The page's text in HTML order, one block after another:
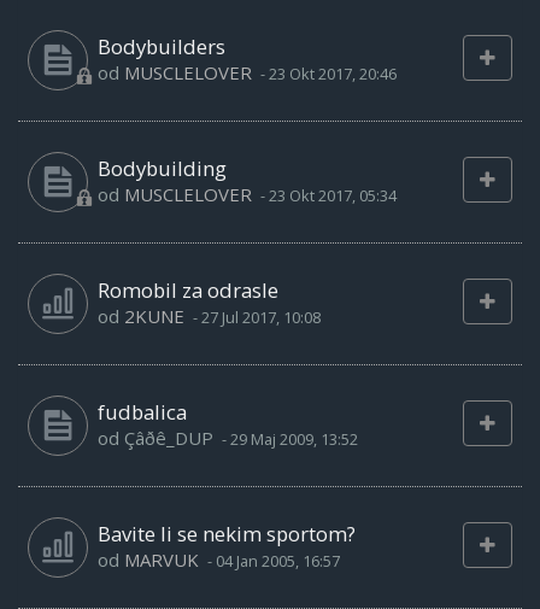
Bodybuilders
od MUSCLELOVER -23 Okt 2017, 20:46
Bodybuilding
od MUSCLELOVER -23 Okt 2017, 05:34
Romobil za odrasle
od 2KUNE -27 Jul 2017, 10:08
fudbalica
od Çâðê_DUP -29 Maj 2009, 13:52
Bavite li se nekim sportom?
od MARVUK - 04 Jan 2005, 16:57